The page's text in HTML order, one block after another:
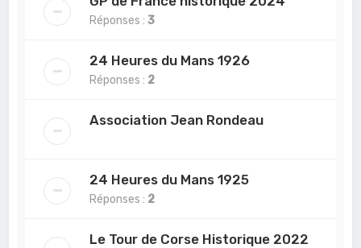
Réponses :3
24 Heures du Mans 1926
Réponses : 2
Association Jean Rondeau
24 Heures du Mans 1925
Réponses : 2
Le Tour de Corse Historique 2022